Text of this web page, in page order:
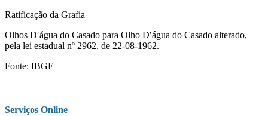
Ratificação da Grafia
Olhos D′água do Casado para Olho D′água do Casado alterado,
pela lei estadual nº 2962, de 22-08-1962.
Fonte: IBGE
Serviços Online